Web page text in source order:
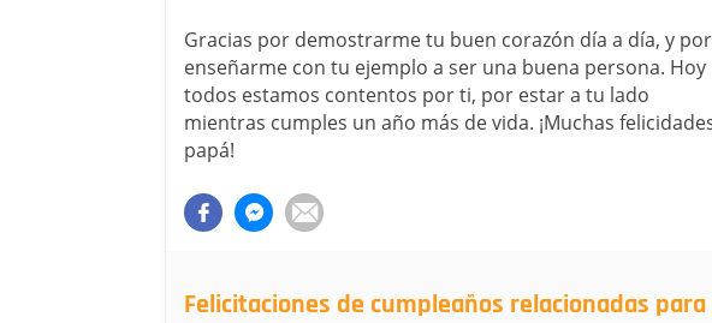
Gracias por demostrarme tu buen corazón día a día, y por
enseñarme con tu ejemplo a ser una buena persona. Hoy
todos estamos contentos por ti, por estar a tu lado
mientras cumples un año más de vida. ¡Muchas
papá!
Felicitaciones de cumpleaños relacionadas